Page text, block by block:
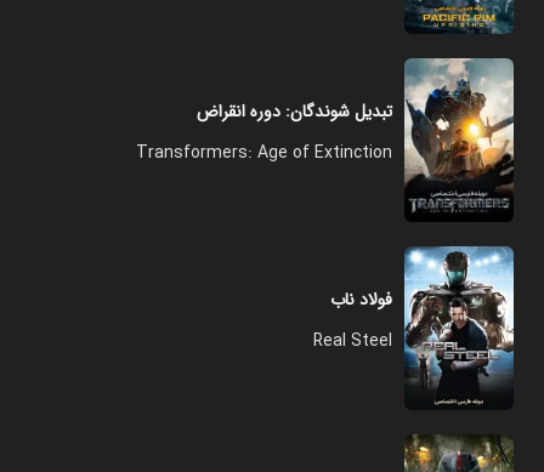
تبدیل شوندگان: دوره انقراض
Transformers: Age of Extinction
فولاد ناب
Real Steel